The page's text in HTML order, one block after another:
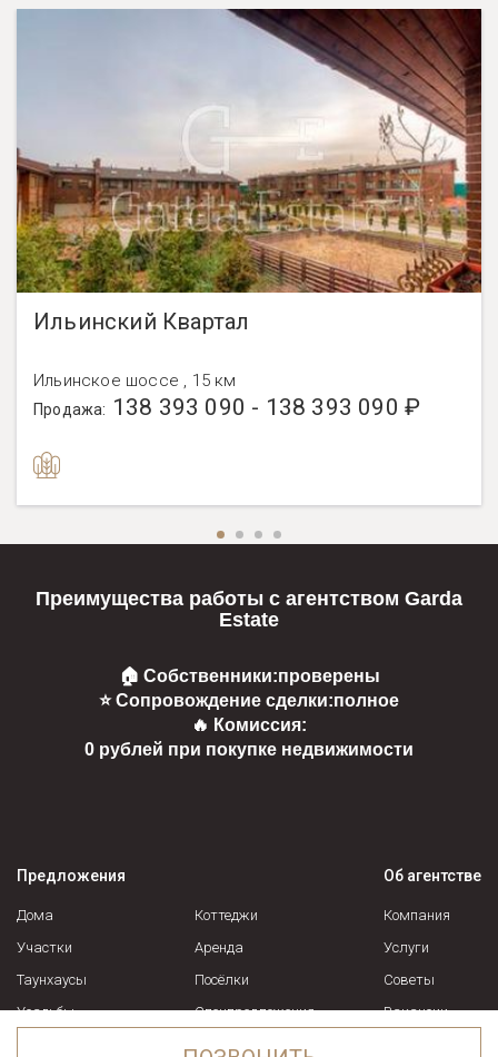
Ильинский Квартал
Ильинское шоссе , 15 км
Продажа: 138 393 090 - 138 393 090 ₽
Преимущества работы с агентством Garda
Estate
🏠 Собственники:проверены
⭐ Сопровождение сделки:полное
🔥 Комиссия:
0 рублей при покупке недвижимости
Предложения
Дома
Участки
Таунхаусы
Усадьбы
Коттеджи
Аренда
Посёлки
Спецпредложения
Об агентстве
Компания
Услуги
Советы
Вакансии